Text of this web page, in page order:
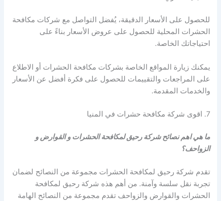
للحصول على الأسعار الدقيقة، يُفضل التواصل مع شركات مكافحة
الحشرات المحلية للحصول على عروض الأسعار بناءً على
احتياجاتك الخاصة.
يمكنك زيارة المواقع الخاصة بشركات مكافحة الحشرات أو الاطلاع
على المراجعات والتقييمات للحصول على فكرة أفضل عن الأسعار
والخدمات المقدمة.
7. اقوى شركة مكافحة حشرات في المنيا
ما هي اهم نصائح شركة رحيق لمكافحة الحشرات و القوارض و
الزواحف؟
تقدم شركة رحيق لمكافحة الحشرات مجموعة من النصائح لضمان
تجربة نقل سلسة وآمنة. من أهم هذه شركة رحيق لمكافحة
الحشرات والقوارض والزواحف تقدم مجموعة من النصائح الهامة